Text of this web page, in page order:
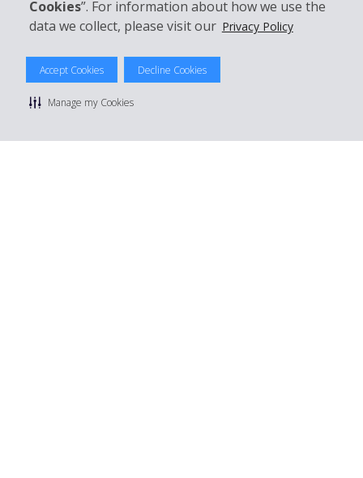
Cookies”. For information about how we use the
data we collect, please visit our Privacy Policy
Accept Cookies Decline Cookies
Manage my Cookies
© 2026 The Hertz System, Inc.
Privacybeleid | Gebruiksvoorwaarden |
Sitemap